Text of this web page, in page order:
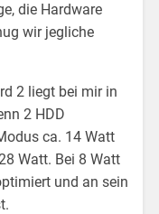
die Hardware
wir jegliche
2 liegt bei mir in
2 HDD
ca. 14 Watt
Watt. Bei 8 Watt
und an sein